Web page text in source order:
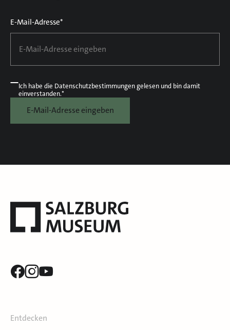
E-Mail-Adresse*
Ich habe die Datenschutzbestimmungengelesen und bin damit
einverstanden.*
E-Mail-Adresse eingeben
Entdecken